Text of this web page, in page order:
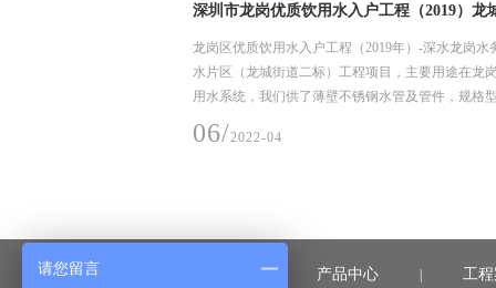
深圳市龙岗优质饮用水入户工程（2019）龙
龙岗区优质饮用水入户工程（2019年）-深水龙岗水
水片区（龙城街道二标）工程项目，主要用途在龙
用水系统，我们供了薄壁不锈钢水管及管件，规格
06/2022-04
| 产品中心 | 工
请您留言